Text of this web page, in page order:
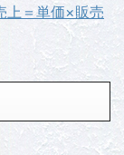
上＝単価×販売